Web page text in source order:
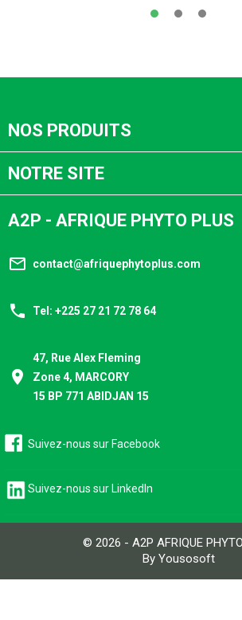
NOS PRODUITS
NOTRE SITE
A2P - AFRIQUE PHYTO PLUS
mail_outline contact@afriquephytoplus.com
phone Tel: +225 27 21 72 78 64
place
47, Rue Alex Fleming
Zone 4, MARCORY
15 BP 771 ABIDJAN 15
Suivez-nous sur Facebook
Suivez-nous sur LinkedIn
© 2026 - A2P AFRIQUE
By Yousosoft